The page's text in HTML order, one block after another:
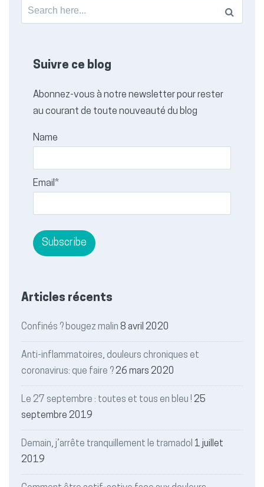
Search
for:
Suivre ce blog
Abonnez-vous à notre newsletter pour rester
au courant de toute nouveauté du blog
Name
Email*
Articles récents
Confinés ? bougez malin 8 avril 2020
Anti-inflammatoires, douleurs chroniques et
coronavirus: que faire ?26 mars 2020
Le 27 septembre : toutes et tous en bleu ! 25
septembre 2019
Demain, j’arrête tranquillement le tramadol 1 juillet
2019